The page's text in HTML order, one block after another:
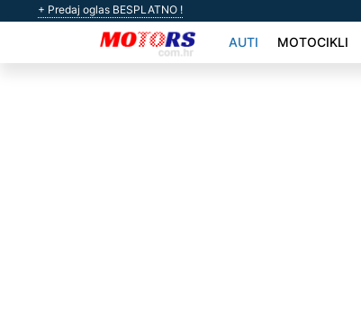
+ Predaj oglas BESPLATNO !
AUTI MOTOCIKLI